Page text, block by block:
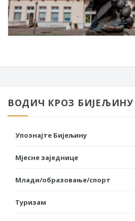
ВОДИЧ КРОЗ БИЈЕЉИНУ
Упознајте Бијељину
Мјесне заједнице
Млади/образовање/спорт
Туризам